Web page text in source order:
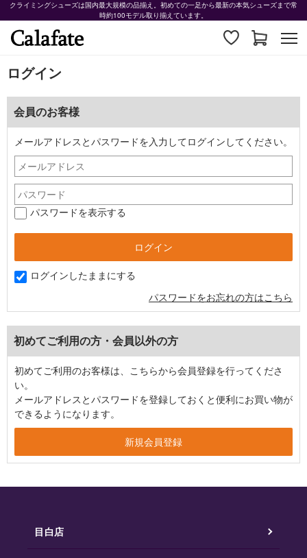
クライミングシューズは国内最大規模の品揃え。初めての一足から最新の本気シューズまで常
時約100モデル取り揃えています。
ログイン
会員のお客様
メールアドレスとパスワードを入力してログインしてください。
パスワードを表示する
ログインしたままにする
パスワードをお忘れの方はこちら
初めてご利用の方・会員以外の方
初めてご利用のお客様は、こちらから会員登録を行ってくださ
い。
メールアドレスとパスワードを登録しておくと便利にお買い物が
できるようになります。
目白店